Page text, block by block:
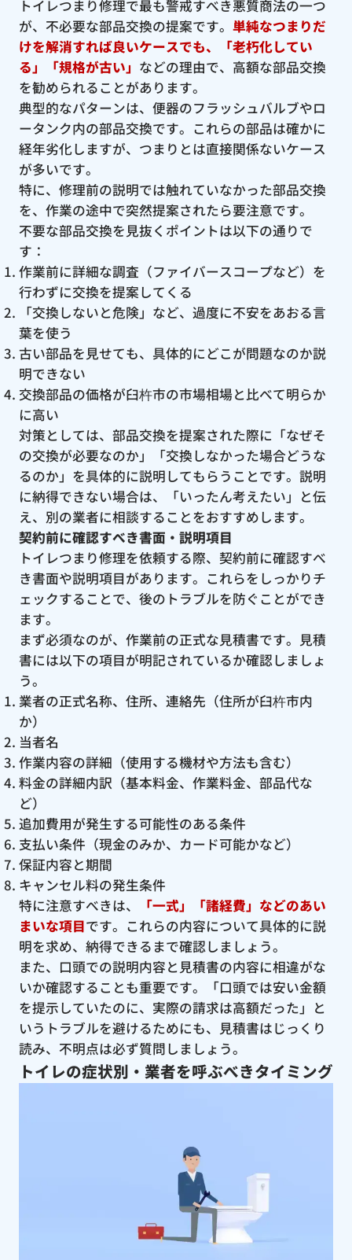
トイレつまり修理で最も警戒すべき悪質商法の一つ
が、不必要な部品交換の提案です。 単純なつまりだ
けを解消すれば良いケースでも、「老朽化してい
る」「規格が古い」 などの理由で、高額な部品交換
を勧められることがあります。
典型的なパターンは、便器のフラッシュバルブやロ
ータンク内の部品交換です。これらの部品は確かに
経年劣化しますが、つまりとは直接関係ないケース
が多いです。
特に、修理前の説明では触れていなかった部品交換
を、作業の途中で突然提案されたら要注意です。
不要な部品交換を見抜くポイントは以下の通りで
す：
作業前に詳細な調査（ファイバースコープなど）を
行わずに交換を提案してくる
「交換しないと危険」など、過度に不安をあおる言
葉を使う
古い部品を見せても、具体的にどこが問題なのか説
明できない
交換部品の価格が臼杵市の市場相場と比べて明らか
に高い
対策としては、部品交換を提案された際に「なぜそ
の交換が必要なのか」「交換しなかった場合どうな
るのか」を具体的に説明してもらうことです。説明
に納得できない場合は、「いったん考えたい」と伝
え、別の業者に相談することをおすすめします。
契約前に確認すべき書面・説明項目
トイレつまり修理を依頼する際、契約前に確認すべ
き書面や説明項目があります。これらをしっかりチ
ェックすることで、後のトラブルを防ぐことができ
ます。
まず必須なのが、作業前の正式な見積書です。見積
書には以下の項目が明記されているか確認しましょ
う。
業者の正式名称、住所、連絡先（住所が臼杵市内
か）
当者名
作業内容の詳細（使用する機材や方法も含む）
料金の詳細内訳（基本料金、作業料金、部品代な
ど）
追加費用が発生する可能性のある条件
支払い条件（現金のみか、カード可能かなど）
保証内容と期間
キャンセル料の発生条件
特に注意すべきは、
「一式」「諸経費」などのあい
まいな項目です。これらの内容について具体的に説
明を求め、納得できるまで確認しましょう。
また、口頭での説明内容と見積書の内容に相違がな
いか確認することも重要です。「口頭では安い金額
を提示していたのに、実際の請求は高額だった」と
いうトラブルを避けるためにも、見積書はじっくり
読み、不明点は必ず質問しましょう。
トイレの症状別・業者を呼ぶべきタイミング